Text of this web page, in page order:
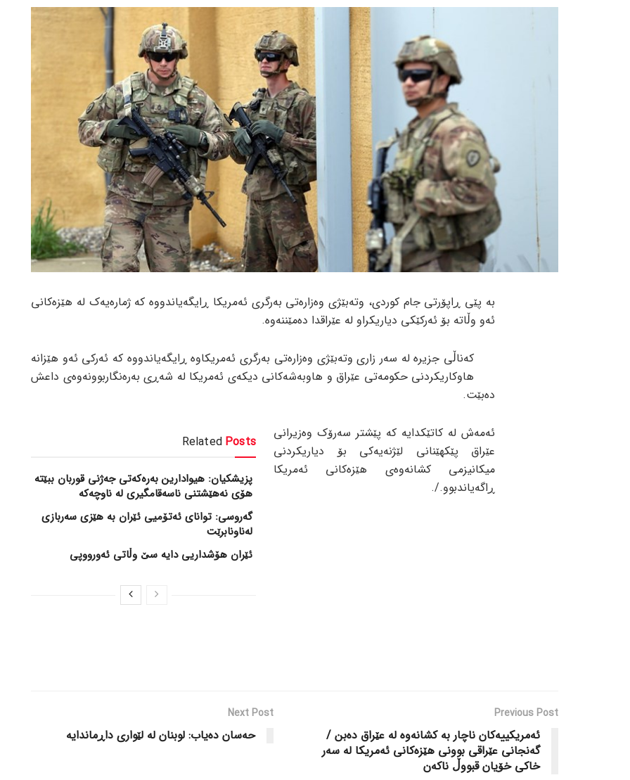
بە پێی ڕاپۆرتی جام کوردی، وتەبێژی وەزارەتی بەرگری ئەمریکا ڕایگەیاندووە کە ژمارەیەک لە هێزەکانی
ئەو وڵاتە بۆ ئەرکێکی دیاریکراو لە عێراقدا دەمێننەوە.
کەناڵی جزیرە لە سەر زاری وتەبێژی وەزارەتی بەرگری ئەمریکاوە ڕایگەیاندووە کە ئەرکی ئەو هێزانە
هاوکاریکردنی حکومەتی عێراق و هاوبەشەکانی دیکەی ئەمریکا لە شەڕی بەرەنگاربوونەوەی داعش
دەبێت.
Related Posts
پزیشکیان: هیوادارین بەرەکەتی جەژنی قوربان ببێتە
هۆی نەهێشتنی ناسەقامگیری لە ناوچەکە
گەروسی: توانای ئەتۆمیی ئێران بە هێزی سەربازی
لەناونابرێت
ئێران هۆشداریی دایە سێ وڵاتی ئەورووپی
ئەمەش لە کاتێکدایە کە پێشتر سەرۆک وەزیرانی
عێراق پێکهێنانی لێژنەیەکی بۆ دیاریکردنی
میکانیزمی کشانەوەی هێزەکانی ئەمریکا
ڕاگەیاندبوو./.
Previous Post
ئەمریکییەکان ناچار بە کشانەوە لە عێراق دەبن /
گەنجانی عێراقی بوونی هێزەکانی ئەمریکا لە سەر
خاکی خۆیان قبووڵ ناکەن
Next Post
حەسان دەیاب: لوبنان لە لێواری داڕماندایە